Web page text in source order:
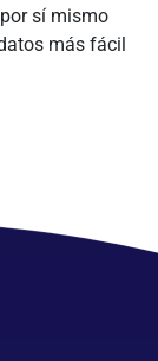
sí mismo
más fácil